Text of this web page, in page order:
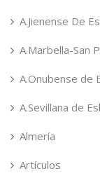
A.Jienense De
A.Marbella-San
A.Onubense de
A.Sevillana de
Almería
Artículos